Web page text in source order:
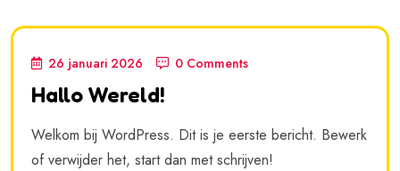
26 januari 2026 0 Comments
Hallo Wereld!
Welkom bij WordPress. Dit is je eerste bericht. Bewerk
of verwijder het, start dan met schrijven!